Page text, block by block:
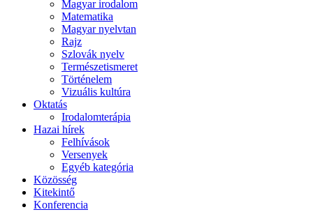
Magyar irodalom
Matematika
Magyar nyelvtan
Rajz
Szlovák nyelv
Természetismeret
Történelem
Vizuális kultúra
Oktatás
Irodalomterápia
Hazai hírek
Felhívások
Versenyek
Egyéb kategória
Közösség
Kitekintő
Konferencia